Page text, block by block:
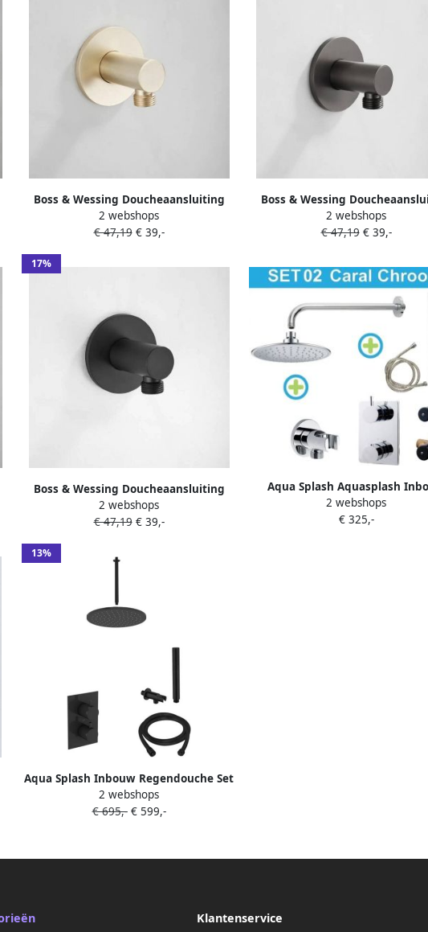
Boss & Wessing Doucheaansluiting
Wand BWS Plus Mat Goud
2 webshops
€ 47,19€ 39,-
Boss & Wessing
Wand BWS Plus Gunmetal
2 webshops
€ 47,19€ 39,-
17%
Boss & Wessing Doucheaansluiting
Wand BWS Plus Mat Zwart
2 webshops
€ 47,19€ 39,-
Aqua Splash Aquasplash
Regendouche set
Christa Chroom Inbouw
2 webshops
€ 325,-
13%
Aqua Splash Inbouw Regendouche Set
Boss & Wessing Plafonduitloop Ronde
Hoofddouche 30 cm Mat Zwart
2 webshops
€ 695,-€ 599,-
Klantenservice